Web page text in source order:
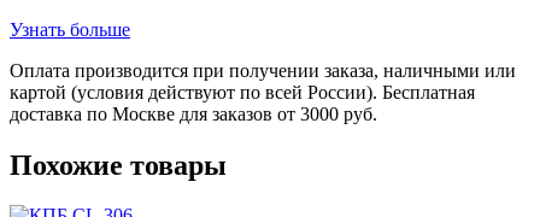
Узнать больше
Оплата производится при получении заказа, наличными или
картой (условия действуют по всей России). Бесплатная
доставка по Москве для заказов от 3000 руб.
Похожие товары